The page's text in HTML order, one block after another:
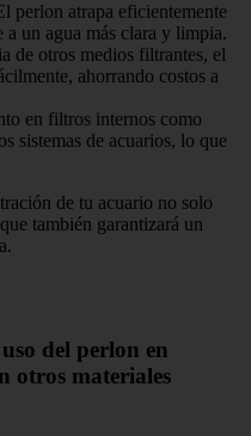
perlon atrapa eficientemente
un agua más clara y limpia.
de otros medios filtrantes, el
ahorrando costos a
en filtros internos como
sistemas de acuarios, lo que
de tu acuario no solo
también garantizará un
del perlon en
otros materiales